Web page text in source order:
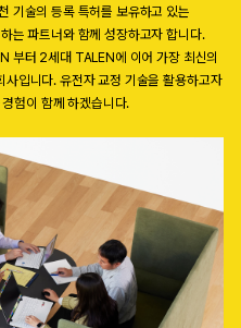
기술의 등록 특허를 보유하고 있는
는 파트너와 함께 성장하고자 합니다.
부터 2세대 TALEN에 이어 가장 최신의
입니다. 유전자 교정 기술을 활용하고자
험이 함께 하겠습니다.